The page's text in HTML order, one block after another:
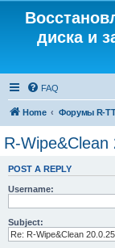
диска и
FAQ
Home Форумы R-
R-Wipe&Clean
POST A REPLY
Username:
Subject: